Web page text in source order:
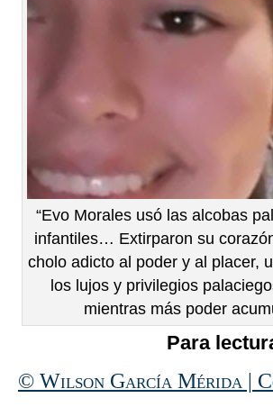
“Evo Morales usó las alcobas
infantiles… Extirparon su
cholo adicto al poder y al placer,
los lujos y privilegios
mientras más poder
Para
© Wilson García Mérida |